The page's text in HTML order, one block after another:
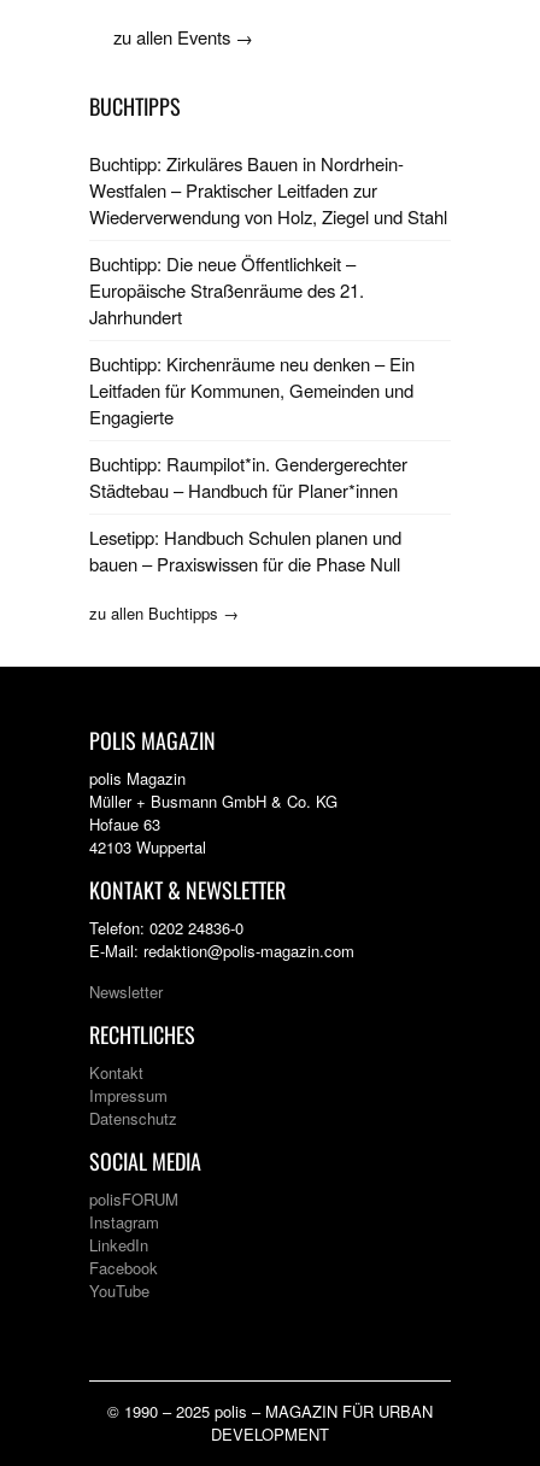
zu allen Events →
BUCHTIPPS
Buchtipp: Zirkuläres Bauen in Nordrhein-
Westfalen – Praktischer Leitfaden zur
Wiederverwendung von Holz, Ziegel und Stahl
Buchtipp: Die neue Öffentlichkeit –
Europäische Straßenräume des 21.
Jahrhundert
Buchtipp: Kirchenräume neu denken – Ein
Leitfaden für Kommunen, Gemeinden und
Engagierte
Buchtipp: Raumpilot*in. Gendergerechter
Städtebau – Handbuch für Planer*innen
Lesetipp: Handbuch Schulen planen und
bauen – Praxiswissen für die Phase Null
zu allen Buchtipps →
POLIS MAGAZIN
polis Magazin
Müller + Busmann GmbH & Co. KG
Hofaue 63
42103 Wuppertal
KONTAKT & NEWSLETTER
Telefon: 0202 24836-0
E-Mail: redaktion@polis-magazin.com
Newsletter
RECHTLICHES
Kontakt
Impressum
Datenschutz
SOCIAL MEDIA
polisFORUM
Instagram
LinkedIn
Facebook
YouTube
© 1990 – 2025 polis – MAGAZIN FÜR URBAN
DEVELOPMENT